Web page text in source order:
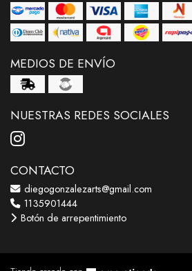
MEDIOS DE ENVÍO
NUESTRAS REDES SOCIALES
CONTACTO
diegogonzalezarts@gmail.com
1135901444
Botón de arrepentimiento